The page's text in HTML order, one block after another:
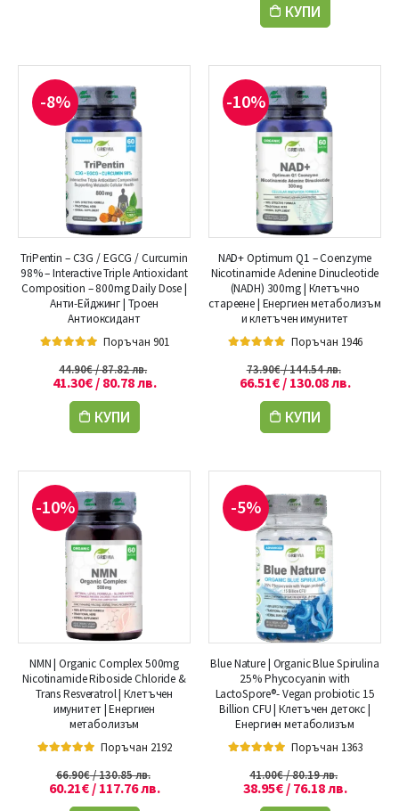
КУПИ
-8%
TriPentin – C3G / EGCG / Curcumin
98% – Interactive Triple Antioxidant
Composition – 800mg Daily Dose |
Анти-Ейджинг | Троен
Антиоксидант
Поръчан 901
44.90€/ 87.82 лв.
41.30€/ 80.78 лв.
КУПИ
-10%
NAD+ Optimum Q1 – Coenzyme
Nicotinamide Adenine Dinucleotide
(NADH) 300mg | Клетъчно
стареене | Енергиен метаболизъм
и клетъчен имунитет
Поръчан 1946
73.90€/ 144.54 лв.
66.51€/ 130.08 лв.
КУПИ
-10%
NMN | Organic Complex 500mg
Nicotinamide Riboside Chloride &
Trans Resveratrol | Клетъчен
имунитет | Енергиен
метаболизъм
Поръчан 2192
66.90€/ 130.85 лв.
60.21€/ 117.76 лв.
-5%
Blue Nature | Organic Blue Spirulina
25% Phycocyanin with
LactoSpore®- Vegan probiotic 15
Billion CFU | Клетъчен детокс |
Енергиен метаболизъм
Поръчан 1363
41.00€/ 80.19 лв.
38.95€/ 76.18 лв.